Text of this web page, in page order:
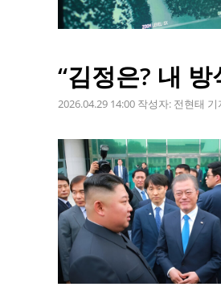
“김정은? 내
2026.04.29 14:00 작성자: 전현태 기